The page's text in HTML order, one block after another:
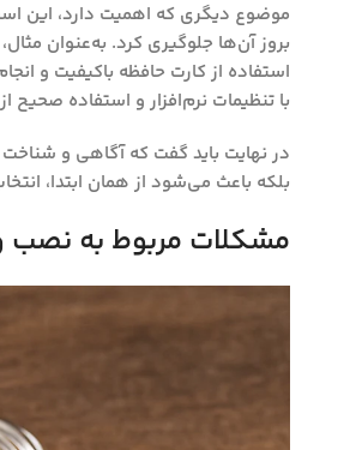
موضوع دیگری که اهمیت دارد، این
بروز آن‌ها جلوگیری کرد. به‌عنوان
استفاده از کارت حافظه باکیفیت و
با تنظیمات نرم‌افزار و استفاده صحیح
در نهایت باید گفت که آگاهی و شناخت
بلکه باعث می‌شود از همان ابتدا،
مشکلات مربوط به نصب و